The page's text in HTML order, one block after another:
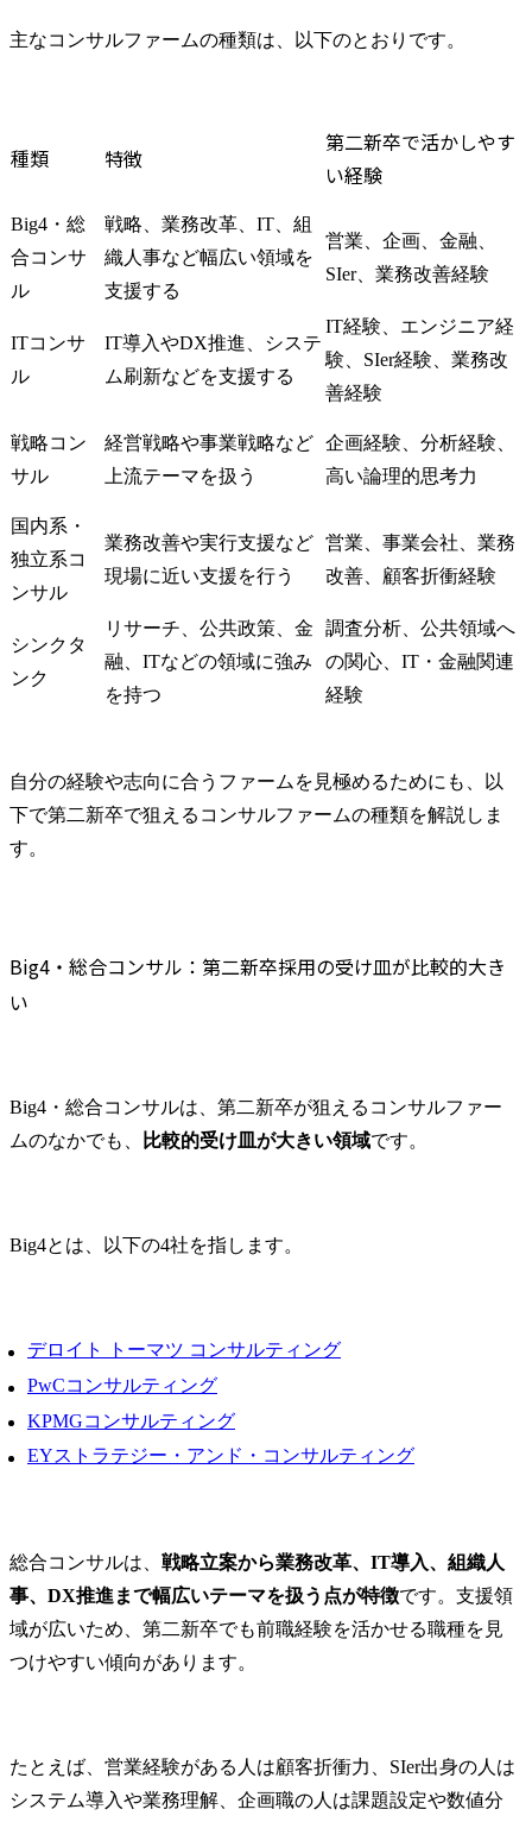
主なコンサルファームの種類は、以下のとおりです。
種類 特徴
第二新卒で活かしやす
い経験
Big4・総
合コンサ
ル
戦略、業務改革、IT、組
織人事など幅広い領域を
支援する
営業、企画、金融、
SIer、業務改善経験
ITコンサ
ル
IT導入やDX推進、システ
ム刷新などを支援する
IT経験、エンジニア経
験、SIer経験、業務改
善経験
戦略コン
サル
経営戦略や事業戦略など
上流テーマを扱う
企画経験、分析経験、
高い論理的思考力
国内系・
独立系コ
ンサル
業務改善や実行支援など
現場に近い支援を行う
営業、事業会社、業務
改善、顧客折衝経験
シンクタ
ンク
リサーチ、公共政策、金
融、ITなどの領域に強み
を持つ
調査分析、公共領域へ
の関心、IT・金融関連
経験
自分の経験や志向に合うファームを見極めるためにも、以
下で第二新卒で狙えるコンサルファームの種類を解説しま
す。
Big4・総合コンサル：第二新卒採用の受け皿が比較的大き
い
Big4・総合コンサルは、第二新卒が狙えるコンサルファー
ムのなかでも、
比較的受け皿が大きい領域です。
Big4とは、以下の4社を指します。
デロイト トーマツ コンサルティング
PwCコンサルティング
KPMGコンサルティング
EYストラテジー・アンド・コンサルティング
総合コンサルは、 戦略立案から業務改革、IT導入、組織人
事、DX推進まで幅広いテーマを扱う点が特徴です。支援領
域が広いため、第二新卒でも前職経験を活かせる職種を見
つけやすい傾向があります。
たとえば、営業経験がある人は顧客折衝力、SIer出身の人は
システム導入や業務理解、企画職の人は課題設定や数値分